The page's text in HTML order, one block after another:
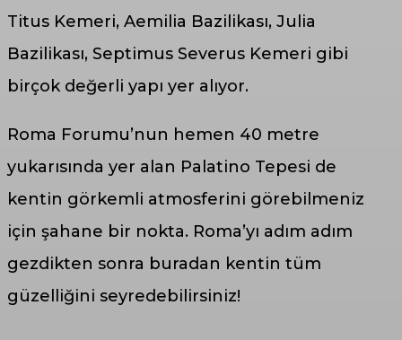
Titus Kemeri, Aemilia Bazilikası, Julia
Bazilikası, Septimus Severus Kemeri gibi
birçok değerli yapı yer alıyor.
Roma Forumu’nun hemen 40 metre
yukarısında yer alan Palatino Tepesi de
kentin görkemli atmosferini görebilmeniz
için şahane bir nokta. Roma’yı adım adım
gezdikten sonra buradan kentin tüm
güzelliğini seyredebilirsiniz!